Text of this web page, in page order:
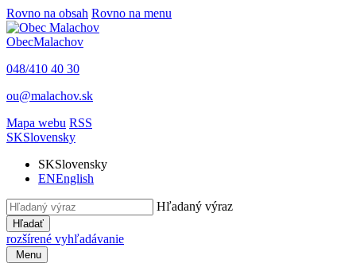
Rovno na obsah Rovno na menu
ObecMalachov
048/410 40 30
ou@malachov.sk
Mapa webu RSS
SKSlovensky
SKSlovensky
ENEnglish
Hľadaný výraz
Hľadať
rozšírené vyhľadávanie
Menu